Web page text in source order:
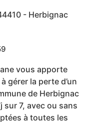
- Herbignac
vous apporte
gérer la perte d’un
de Herbignac
7, avec ou sans
à toutes les